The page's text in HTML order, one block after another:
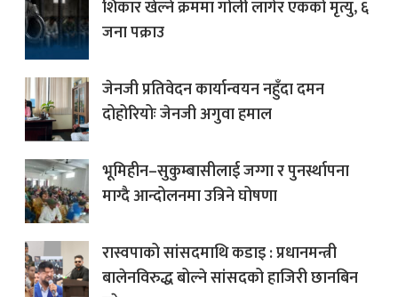
शिकार खेल्ने क्रममा गोली लागेर एकको मृत्यु, ६
जना पक्राउ
जेनजी प्रतिवेदन कार्यान्वयन नहुँदा दमन
दोहोरियोः जेनजी अगुवा हमाल
भूमिहीन–सुकुम्बासीलाई जग्गा र पुनर्स्थापना
माग्दै आन्दोलनमा उत्रिने घोषणा
रास्वपाको सांसदमाथि कडाइ : प्रधानमन्त्री
बालेनविरुद्ध बोल्ने सांसदको हाजिरी छानबिन